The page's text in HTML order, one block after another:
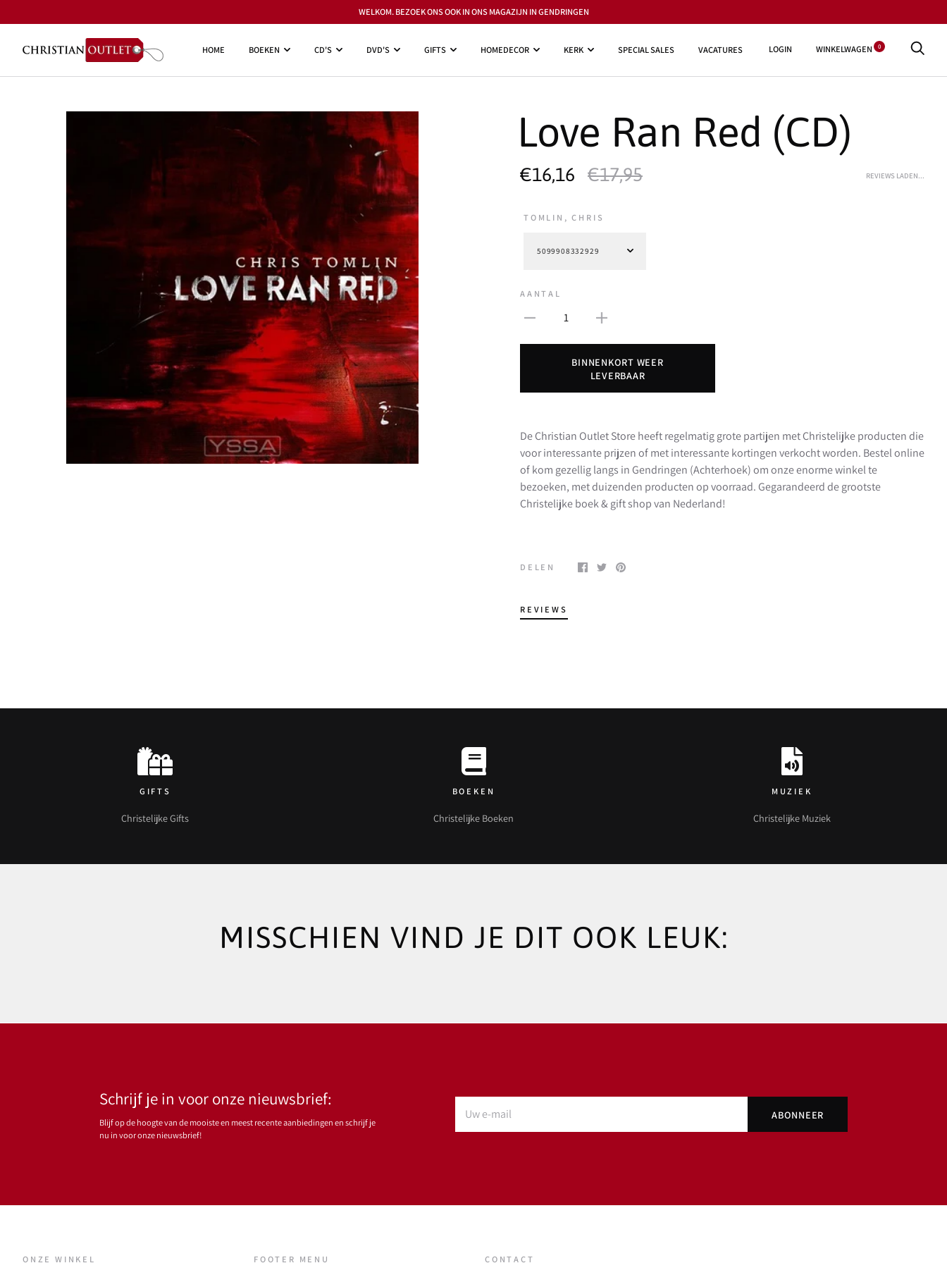
WELKOM. BEZOEK ONS OOK IN ONS MAGAZIJN IN GENDRINGEN
HOME BOEKEN CD'S DVD'S GIFTS HOMEDECOR KERK SPECIAL SALES VACATURES LOGIN WINKELWAGEN 0
Love Ran Red (CD)
€16,16 €17,95 REVIEWS LADEN...
TOMLIN, CHRIS
AANTAL
1
BINNENKORT WEER
LEVERBAAR
De Christian Outlet Store heeft regelmatig grote partijen met Christelijke producten die
voor interessante prijzen of met interessante kortingen verkocht worden. Bestel online
of kom gezellig langs in Gendringen (Achterhoek) om onze enorme winkel te
bezoeken, met duizenden producten op voorraad. Gegarandeerd de grootste
Christelijke boek & gift shop van Nederland!
DELEN
REVIEWS
GIFTS
Christelijke Gifts
BOEKEN
Christelijke Boeken
MUZIEK
Christelijke Muziek
MISSCHIEN VIND JE DIT OOK LEUK:
Schrijf je in voor onze nieuwsbrief:
Blijf op de hoogte van de mooiste en meest recente aanbiedingen en schrijf je
nu in voor onze nieuwsbrief!
ONZE WINKEL FOOTER MENU CONTACT